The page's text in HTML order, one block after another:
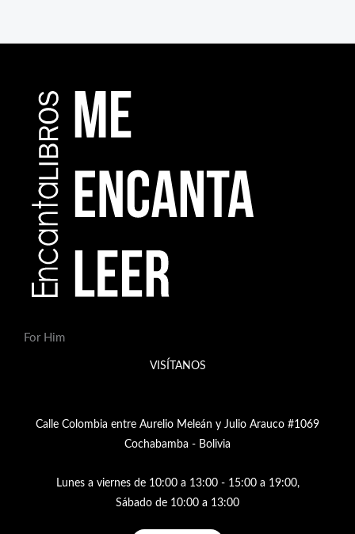
For Him
VISÍTANOS
Calle Colombia entre Aurelio Meleán y Julio Arauco #1069
Cochabamba - Bolivia
Lunes a viernes de 10:00 a 13:00 - 15:00 a 19:00,
Sábado de 10:00 a 13:00